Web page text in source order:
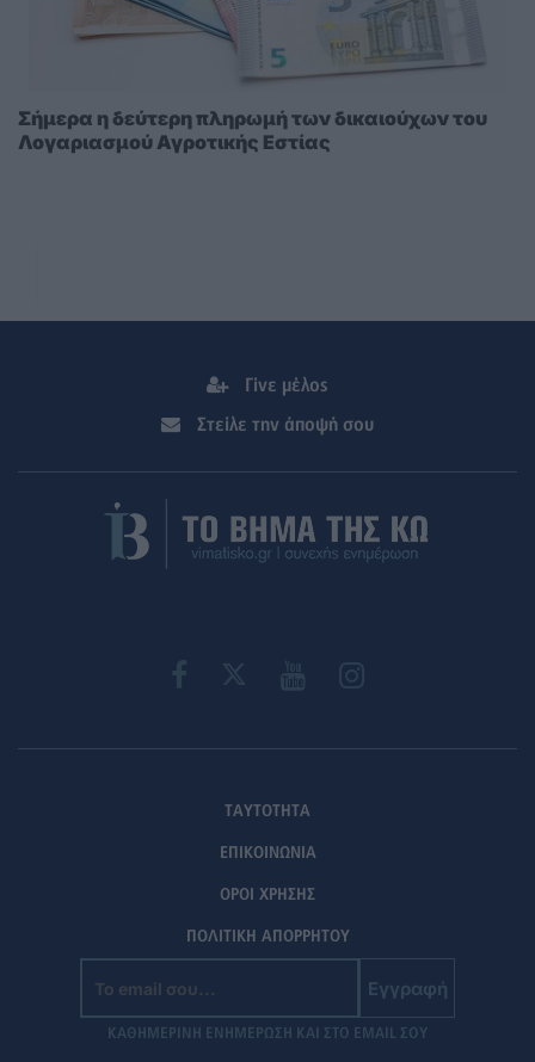
Σήμερα η δεύτερη πληρωμή των δικαιούχων του
Λογαριασμού Αγροτικής Εστίας
Γίνε μέλος
Στείλε την άποψή σου
ΤΑΥΤΟΤΗΤΑ
ΕΠΙΚΟΙΝΩΝΙΑ
ΟΡΟΙ ΧΡΗΣΗΣ
ΠΟΛΙΤΙΚΗ ΑΠΟΡΡΗΤΟΥ
Εγγραφή
ΚΑΘΗΜΕΡΙΝΗ ΕΝΗΜΕΡΩΣΗ ΚΑΙ ΣΤΟ EMAIL ΣΟΥ